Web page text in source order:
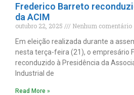
Frederico Barreto
da ACIM
outubro 22, 2025
Nenhum comentário
Em eleição realizada durante a
nesta terça-feira (21), o empresário
reconduzido à Presidência da
Industrial de
Read More »